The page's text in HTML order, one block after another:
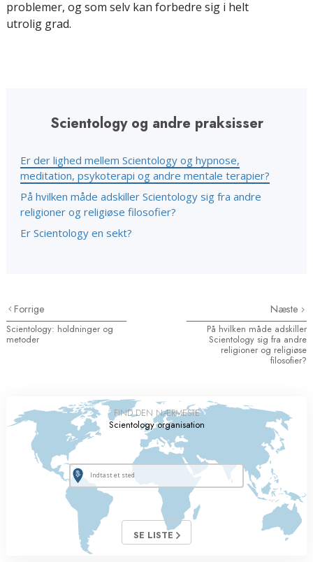
problemer, og som selv kan forbedre sig i helt
utrolig grad.
Scientology og andre praksisser
Er der lighed mellem Scientology og hypnose,
meditation, psykoterapi og andre mentale terapier?
På hvilken måde adskiller Scientology sig fra andre
religioner og religiøse filosofier?
Er Scientology en sekt?
Forrige
Scientology: holdninger og
metoder
Næste
På hvilken måde adskiller
Scientology sig fra andre
religioner og religiøse
filosofier?
FIND DEN NÆRMESTE
Scientology organisation
SE LISTE